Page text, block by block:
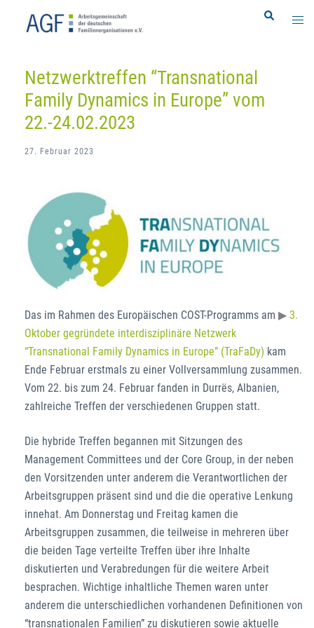
Search
Netzwerktreffen “Transnational
Family Dynamics in Europe” vom
22.-24.02.2023
27. Februar 2023
Das im Rahmen des Europäischen COST-Programms am
3.
Oktober gegründete interdisziplinäre Netzwerk
“Transnational Family Dynamics in Europe” (TraFaDy) kam
Ende Februar erstmals zu einer Vollversammlung zusammen.
Vom 22. bis zum 24. Februar fanden in Durrës, Albanien,
zahlreiche Treffen der verschiedenen Gruppen statt.
Die hybride Treffen begannen mit Sitzungen des
Management Committees und der Core Group, in der neben
den Vorsitzenden unter anderem die Verantwortlichen der
Arbeitsgruppen präsent sind und die die operative Lenkung
innehat. Am Donnerstag und Freitag kamen die
Arbeitsgruppen zusammen, die teilweise in mehreren über
die beiden Tage verteilte Treffen über ihre Inhalte
diskutierten und Verabredungen für die weitere Arbeit
besprachen. Wichtige inhaltliche Themen waren unter
anderem die unterschiedlichen vorhandenen Definitionen von
“transnationalen Familien” zu diskutieren sowie aktuelle